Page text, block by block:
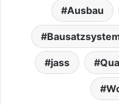
Ausbau
jass